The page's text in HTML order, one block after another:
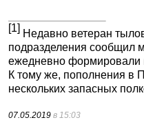
[1] Недавно ветеран
подразделения сообщил
ежедневно формировали
К тому же, пополнения в
нескольких запасных
07.05.2019 в 15:03